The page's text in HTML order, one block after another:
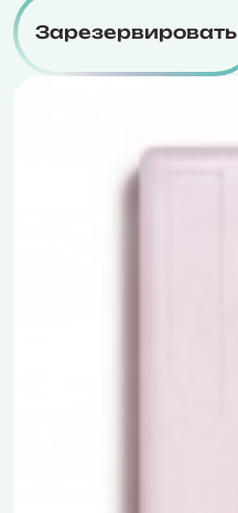
Зарезервировать